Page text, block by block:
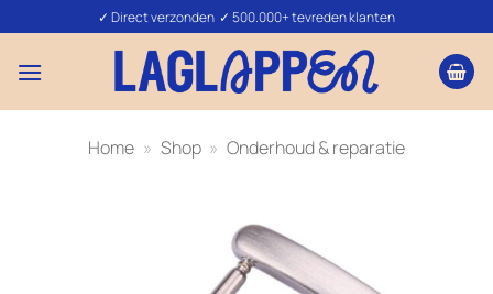
naar
inhoud
✓ Direct verzonden ✓ 500.000+ tevreden klanten
Home » Shop » Onderhoud & reparatie